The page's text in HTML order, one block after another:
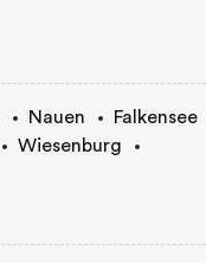
Nauen
Falkensee
Wiesenburg